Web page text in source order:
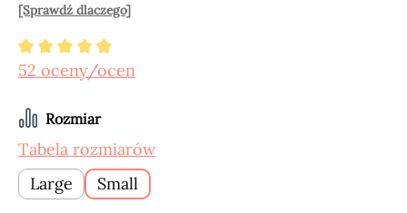
[Sprawdź dlaczego]
Średnia ocena 4.88 z 5 gwiazdek
52 oceny/ocen
Wybierz
Rozmiar
Tabela rozmiarów
Large
Small